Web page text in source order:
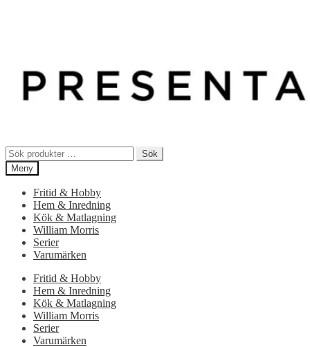
Sök
efter:
Sök
Meny
Fritid & Hobby
Hem & Inredning
Kök & Matlagning
William Morris
Serier
Varumärken
Fritid & Hobby
Hem & Inredning
Kök & Matlagning
William Morris
Serier
Varumärken